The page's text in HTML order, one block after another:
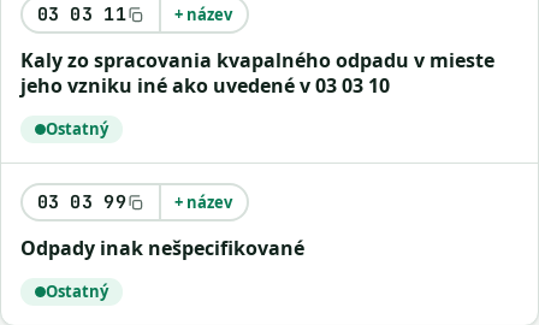
03 03 11 + název
kaly zo spracovania kvapalného odpadu v mieste
jeho vzniku iné ako uvedené v 03 03 10
Ostatný
03 03 99 + název
odpady inak nešpecifikované
Ostatný